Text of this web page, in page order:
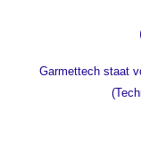
Garmettech staat